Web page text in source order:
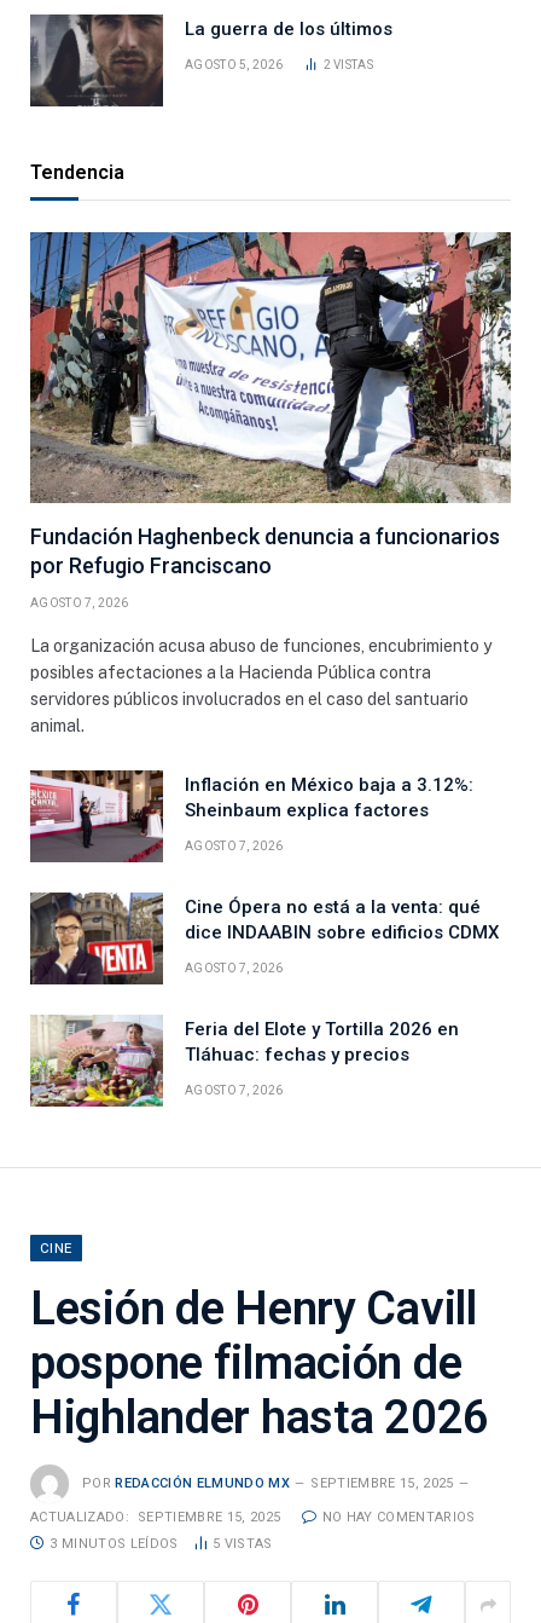
La guerra de los últimos
AGOSTO 5, 2026 2VISTAS
Tendencia
Fundación Haghenbeck denuncia a funcionarios
por Refugio Franciscano
AGOSTO 7, 2026
La organización acusa abuso de funciones, encubrimiento y
posibles afectaciones a la Hacienda Pública contra
servidores públicos involucrados en el caso del santuario
animal.
Inflación en México baja a 3.12%:
Sheinbaum explica factores
AGOSTO 7, 2026
Cine Ópera no está a la venta: qué
dice INDAABIN sobre edificios CDMX
AGOSTO 7, 2026
Feria del Elote y Tortilla 2026 en
Tláhuac: fechas y precios
AGOSTO 7, 2026
CINE
Lesión de Henry Cavill
pospone filmación de
Highlander hasta 2026
POR REDACCIÓN ELMUNDO MX SEPTIEMBRE 15, 2025
ACTUALIZADO: SEPTIEMBRE 15, 2025
NO HAY COMENTARIOS
3 MINUTOS LEÍDOS
5 VISTAS